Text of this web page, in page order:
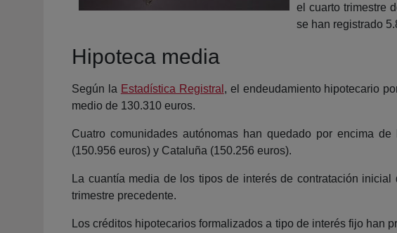
el cuarto trimestre
se han registrado
Hipoteca media
Según la Estadística Registral , el endeudamiento hipotecario
medio de 130.310 euros.
Cuatro comunidades autónomas han quedado por encima
(150.956 euros) y Cataluña (150.256 euros).
La cuantía media de los tipos de interés de contratación
trimestre precedente.
Los créditos hipotecarios formalizados a tipo de interés fijo han